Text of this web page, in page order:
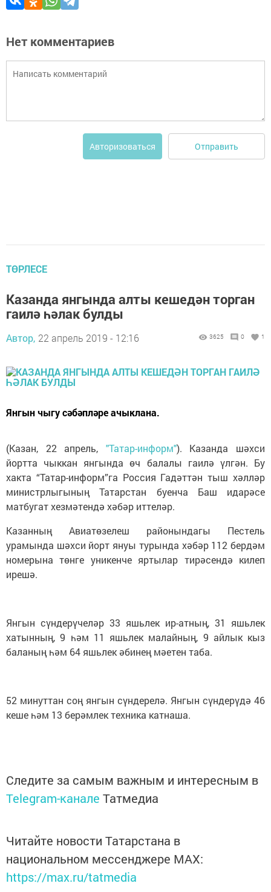
Нет комментариев
Авторизоваться Отправить
ТӨРЛЕСЕ
Казанда янгында алты кешедән торган
гаилә һәлак булды
Автор, 22 апрель 2019 - 12:16 3625 0 1
Янгын чыгу сәбәпләре ачыклана.
(Казан, 22 апрель, "Татар-информ"). Казанда шәхси
йортта чыккан янгында өч балалы гаилә үлгән. Бу
хакта “Татар-информ”га Россия Гадәттән тыш хәлләр
министрлыгының Татарстан буенча Баш идарәсе
матбугат хезмәтендә хәбәр иттеләр.
Казанның Авиатөзелеш районындагы Пестель
урамында шәхси йорт януы турында хәбәр 112 бердәм
номерына төнге уникенче яртылар тирәсендә килеп
ирешә.
Янгын сүндерүчеләр 33 яшьлек ир-атның, 31 яшьлек
хатынның, 9 һәм 11 яшьлек малайның, 9 айлык кыз
баланың һәм 64 яшьлек әбинең мәетен таба.
52 минуттан соң янгын сүндерелә. Янгын сүндерүдә 46
кеше һәм 13 берәмлек техника катнаша.
Следите за самым важным и интересным в
Telegram-канале Татмедиа
Читайте новости Татарстана в
национальном мессенджере MАХ:
https://max.ru/tatmedia